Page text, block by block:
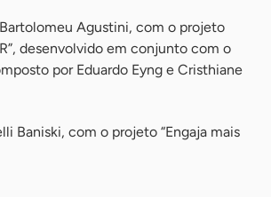
Agustini, com o projeto
desenvolvido em conjunto com o
por Eduardo Eyng e Cristhiane
Baniski, com o projeto “Engaja mais